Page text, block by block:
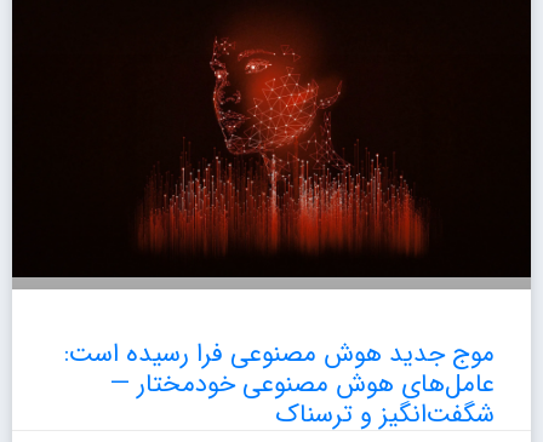
موج جدید هوش مصنوعی فرا رسیده است:
عامل‌های هوش مصنوعی خودمختار —
شگفت‌انگیز و ترسناک